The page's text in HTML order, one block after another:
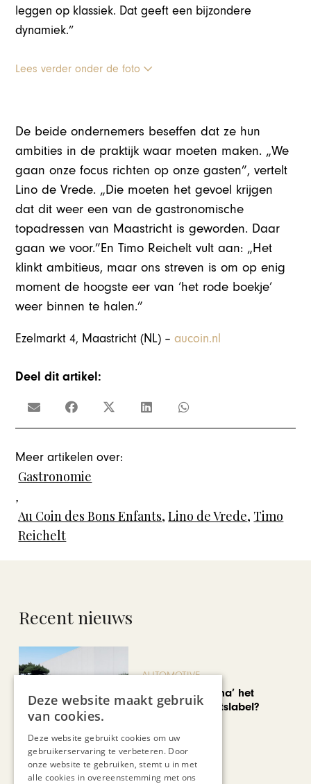
leggen op klassiek. Dat geeft een bijzondere
dynamiek.”
Lees verder onder de foto
De beide ondernemers beseffen dat ze hun
ambities in de praktijk waar moeten maken. „We
gaan onze focus richten op onze gasten”, vertelt
Lino de Vrede. „Die moeten het gevoel krijgen
dat dit weer een van de gastronomische
topadressen van Maastricht is geworden. Daar
gaan we voor.”En Timo Reichelt vult aan: „Het
klinkt ambitieus, maar ons streven is om op enig
moment de hoogste eer van ‘het rode boekje’
weer binnen te halen.”
Ezelmarkt 4, Maastricht (NL) –aucoin.nl
Deel dit artikel:
Meer artikelen over:
Gastronomie
,
Au Coin des Bons Enfants,Lino de Vrede, Timo
Reichelt
Recent nieuws
AUTOMOTIVE
Is ‘Made in China’ het
nieuwe kwaliteitslabel?
Deze website maakt gebruik
van cookies.
Deze website gebruikt cookies om uw
gebruikerservaring te verbeteren. Door
onze website te gebruiken, stemt u in met
alle cookies in overeenstemming met ons